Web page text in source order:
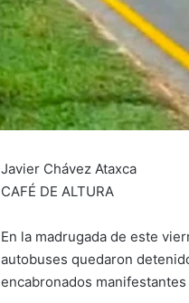
Javier Chávez Ataxca
CAFÉ DE ALTURA
En la madrugada de este
autobuses quedaron
encabronados